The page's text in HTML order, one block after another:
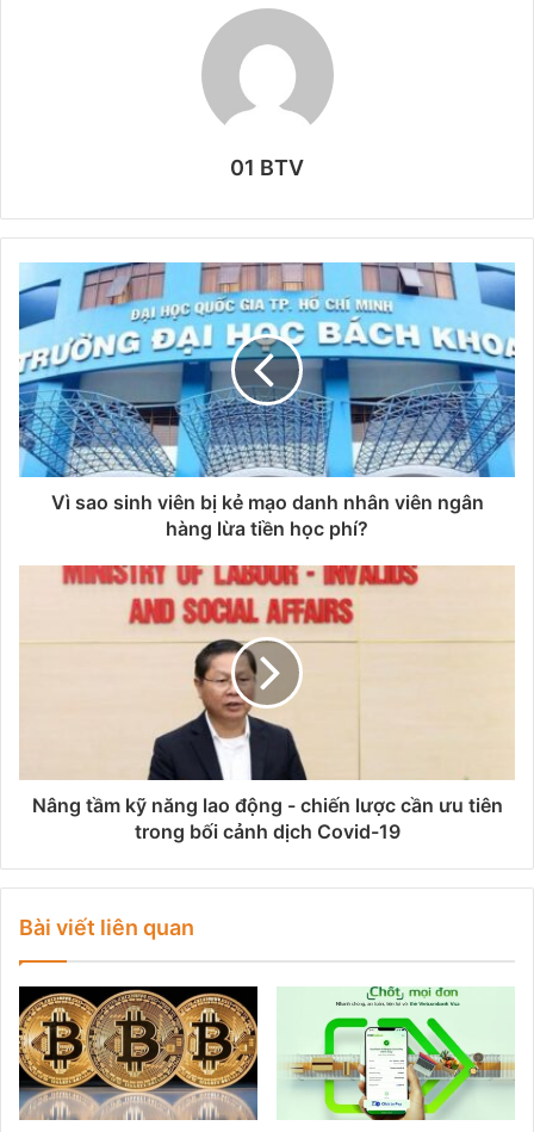
01 BTV
Vì sao sinh viên bị kẻ mạo danh nhân viên ngân
hàng lừa tiền học phí?
Nâng tầm kỹ năng lao động - chiến lược cần ưu tiên
trong bối cảnh dịch Covid-19
Bài viết liên quan